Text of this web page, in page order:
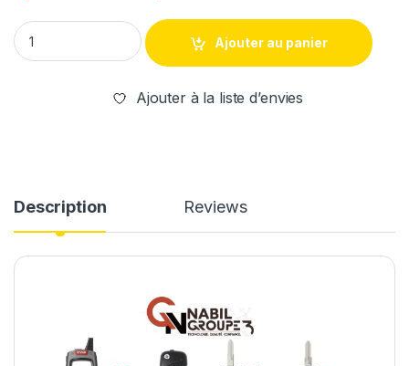
PROMO pack démarrage debutant quantity
Ajouter au panier
Ajouter à la liste d’envies
Description Reviews